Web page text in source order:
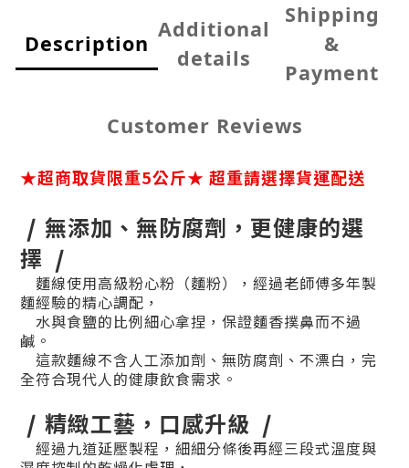
Description
Additional
details
Shipping
&
Payment
Customer Reviews
★超商取貨限重5公斤★ 超重請選擇貨運配送
❘ 無添加、無防腐劑，更健康的選
擇 ❘
麵線使用高級粉心粉（麵粉），經過老師傅多年製
麵經驗的精心調配，
水與食鹽的比例細心拿捏，保證麵香撲鼻而不過
鹹。
這款麵線不含人工添加劑、無防腐劑、不漂白，完
全符合現代人的健康飲食需求。
❘ 精緻工藝，口感升級 ❘
經過九道延壓製程，細細分條後再經三段式溫度與